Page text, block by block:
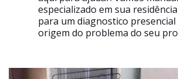
especializado em sua
para um diagnostico
origem do problema do seu